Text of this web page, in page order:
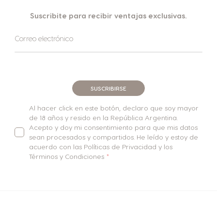
Suscribite para recibir ventajas exclusivas.
Suscríbase
al
boletín
Correo electrónico
SUSCRIBIRSE
Al hacer click en este botón, declaro que soy mayor
de 18 años y resido en la República Argentina.
Acepto y doy mi consentimiento para que mis datos
sean procesados y compartidos. He leído y estoy de
acuerdo con las Políticas de Privacidad y los
Términos y Condiciones